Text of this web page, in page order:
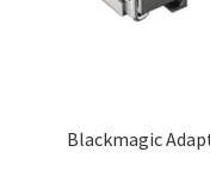
Blackmagic